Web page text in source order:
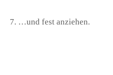
7. …und fest anziehen.